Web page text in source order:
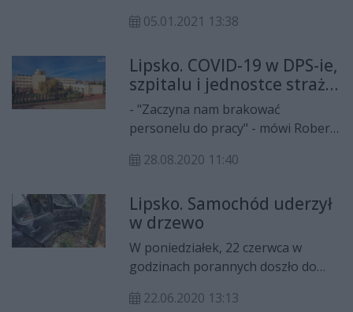
wróciło do właściciela.
05.01.2021 13:38
Lipsko. COVID-19 w DPS-ie,
szpitalu i jednostce straży
pożarnej
- "Zaczyna nam brakować
personelu do pracy" - mówi Robert
połowa personelu jest zakażona
28.08.2020 11:40
Lipsko. Samochód uderzył
w drzewo
W poniedziałek, 22 czerwca w
godzinach porannych doszło do
Kostusinie (pow. lipski). Samochód
22.06.2020 13:13